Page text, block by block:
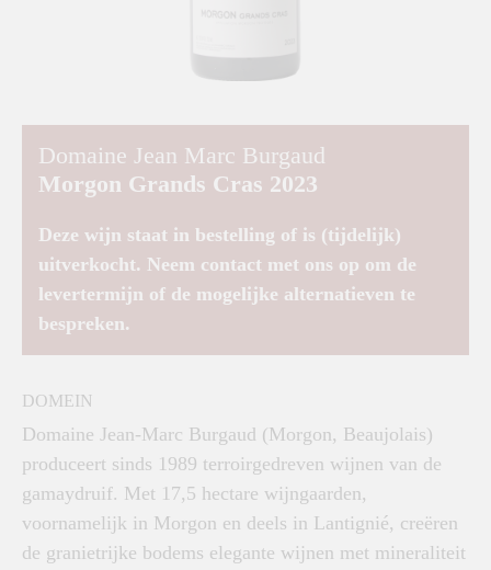
Domaine Jean Marc Burgaud
Morgon Grands Cras 2023
Deze wijn staat in bestelling of is (tijdelijk)
uitverkocht. Neem contact met ons op om de
levertermijn of de mogelijke alternatieven te
bespreken.
DOMEIN
Domaine Jean-Marc Burgaud (Morgon, Beaujolais)
produceert sinds 1989 terroirgedreven wijnen van de
gamaydruif. Met 17,5 hectare wijngaarden,
voornamelijk in Morgon en deels in Lantignié, creëren
de granietrijke bodems elegante wijnen met mineraliteit